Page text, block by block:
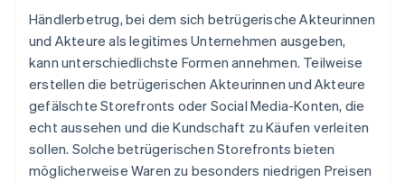
Händlerbetrug, bei dem sich betrügerische Akteurinnen
und Akteure als legitimes Unternehmen ausgeben,
kann unterschiedlichste Formen annehmen. Teilweise
erstellen die betrügerischen Akteurinnen und Akteure
gefälschte Storefronts oder Social Media-Konten, die
echt aussehen und die Kundschaft zu Käufen verleiten
sollen. Solche betrügerischen Storefronts bieten
möglicherweise Waren zu besonders niedrigen Preisen